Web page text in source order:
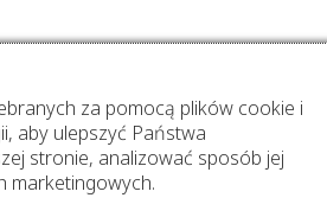
za pomocą plików cookie i
aby ulepszyć Państwa
stronie, analizować sposób jej
marketingowych.